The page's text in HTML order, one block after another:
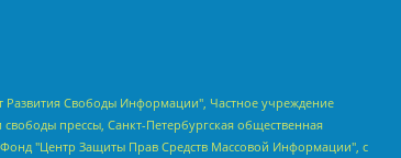
Голубева Анна Львовна, Константинова Алла Михайловна, Малкова Ирина Владимировна, Мурадов Мурад Абдулгалимович, Осетинская Елизавета Николаевна, Понасенков Евгений Николаевич, Ганапольский Матвей Юрьевич, Киселев Евгений Алексеевич, Борухович Ирина Григорьевна, Дремин Иван Тимофеевич, Дубровский Дмитрий Викторович, Красноярская региональная общественная организация поддержки и развития альтернативных образовательных технологий и межкультурных коммуникаций "ИНТЕРРА", Маяковская Екатерина Алексеевна, Фейгин Марк Захарович, Филимонов Андрей Викторович, Дзугкоева Регина Николаевна, Доброхотов Роман Александрович, Дудь Юрий Александрович, Елкин Сергей Владимирович, Кругликов Кирилл Игоревич, Сабунаева Мария Леонидовна, Семенов Алексей Владимирович, Шаинян Карен Багратович, Шульман Екатерина Михайловна, Асафьев Артур Валерьевич, Вахштайн Виктор Семенович, Венедиктов Алексей Алексеевич, Лушникова Екатерина Евгеньевна, Волков Леонид Михайлович, Невзоров Александр Глебович, Пархоменко Сергей Борисович, Сироткин Ярослав Николаевич, Кара-Мурза Владимир Владимирович, Баранова Наталья Владимировна, Гозман Леонид Яковлевич, Кагарлицкий Борис Юльевич, Климарев Михаил Валерьевич, Милов Владимир Станиславович, Автономная некоммерческая организация Краснодарский центр современного искусства "Типография", Моргенштерн Алишер Тагирович, Соболь Любовь Эдуардовна, Общество с ограниченной ответственностью "ЛИЗА НОРМ", Каспаров Гарри Кимович, Ходорковский Михаил Борисович, Общество с ограниченной ответственностью "Апрельские тезисы", Данилович Ирина Брониславовна, Кашин Олег Владимирович, Петров Николай Владимирович, Пивоваров Алексей Владимирович, Соколов Михаил Владимирович, Цветкова Юлия Владимировна, Чичваркин Евгений Александрович, Комитет против пыток/Команда против пыток, Общество с ограниченной ответственностью "Первый научный", Общество с ограниченной ответственностью "Вертолет и ко", Белоцерковская Вероника Борисовна, Кац Максим Евгеньевич, Лазарева Татьяна Юрьевна, Шаведдинов Руслан Табризович, Яшин Илья Валерьевич, Общество с ограниченной ответственностью "Иноагент ААВ", Алешковский Дмитрий Петрович, Альбац Евгения Марковна, Быков Дмитрий Львович, Галямина Юлия Евгеньевна, Лойко Сергей Леонидович, Мартынов Кирилл Константинович, Медведев Сергей Александрович, Крашенинников Федор Геннадиевич, Гордеева Катерина Вл